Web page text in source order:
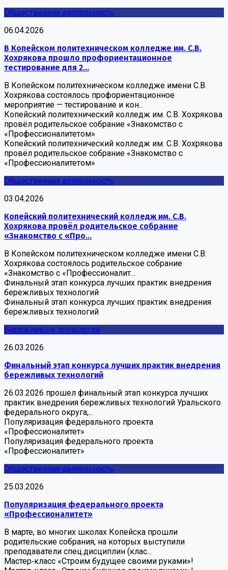
Общественная деятельность
06.04.2026
В Копейском политехническом колледже им. С.В.
Хохрякова прошло профориентационное
тестирование для 2...
В Копейском политехническом колледже имени С.В.
Хохрякова состоялось профориентационное
мероприятие — тестирование и кон...
Копейский политехнический колледж им. С.В. Хохрякова
провёл родительское собрание «Знакомство с
«Профессионалитетом»
Копейский политехнический колледж им. С.В. Хохрякова
провёл родительское собрание «Знакомство с
«Профессионалитетом»
Общественная деятельность
03.04.2026
Копейский политехнический колледж им. С.В.
Хохрякова провёл родительское собрание
«Знакомство с «Про...
В Копейском политехническом колледже имени С.В.
Хохрякова состоялось родительское собрание
«Знакомство с «Профессионалит...
Финальный этап конкурса лучших практик внедрения
бережливых технологий
Финальный этап конкурса лучших практик внедрения
бережливых технологий
Бережливые технологии
26.03.2026
Финальный этап конкурса лучших практик внедрения
бережливых технологий
26.03.2026 прошел финальный этап конкурса лучших
практик внедрения бережливых технологий Уральского
федерального округа,...
Популяризация федерального проекта
«Профессионалитет»
Популяризация федерального проекта
«Профессионалитет»
Общественная деятельность
25.03.2026
Популяризация федерального проекта
«Профессионалитет»
В марте, во многих школах Копейска прошли
родительские собрания, на которых выступили
преподаватели спец.дисциплин (клас...
Мастер‑класс «Строим будущее своими руками»!